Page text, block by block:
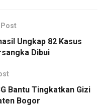
event, tapi jejak
bangsa Indonesia,”
yang dipamerkan di
merinding saat
APFI 2026.
Ungkap 82 Kasus
Dibui
Bantu Tingkatkan Gizi
Bogor